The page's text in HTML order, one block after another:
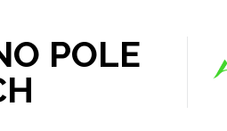
POLE